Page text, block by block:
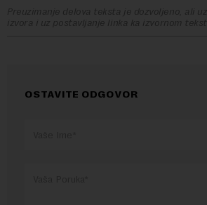
Preuzimanje delova teksta je dozvoljeno, ali
izvora i uz postavljanje linka ka izvornom
OSTAVITE ODGOVOR